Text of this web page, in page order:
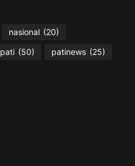
nasional (20)
pati (50) patinews (25)